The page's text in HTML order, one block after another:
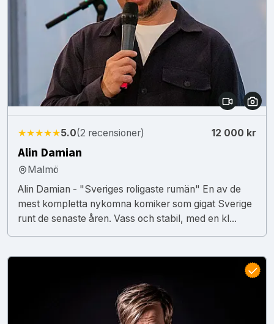
★★★★★5.0(2 recensioner) 12 000 kr
Alin Damian
Malmö
Alin Damian - "Sveriges roligaste rumän" En av de
mest kompletta nykomna komiker som gigat Sverige
runt de senaste åren. Vass och stabil, med en kl...